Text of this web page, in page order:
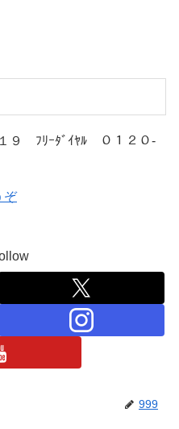
９ ﾌﾘｰﾀﾞｲﾔﾙ ０１２０-
ぞ
999